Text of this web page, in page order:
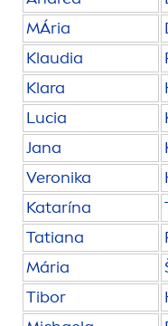
MÁria
Klaudia
Klara
Lucia
Jana
Veronika
Katarína
Tatiana
Mária
Tibor